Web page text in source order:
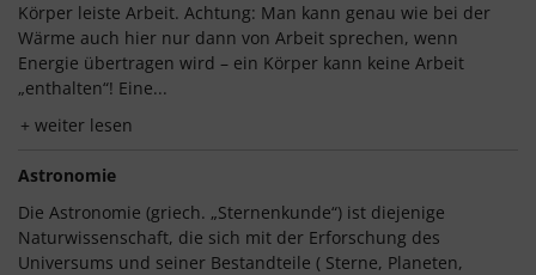
Körper leiste Arbeit. Achtung: Man kann genau wie bei der
Wärme auch hier nur dann von Arbeit sprechen, wenn
Energie übertragen wird – ein Körper kann keine Arbeit
„enthalten“! Eine...
weiter lesen
Astronomie
Die Astronomie (griech. „Sternenkunde“) ist diejenige
Naturwissenschaft, die sich mit der Erforschung des
Universums und seiner Bestandteile ( Sterne, Planeten,